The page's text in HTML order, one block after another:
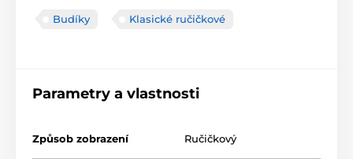
Budíky Klasické ručičkové
Parametry a vlastnosti
Způsob zobrazení Ručičkový